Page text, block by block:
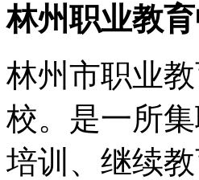
林州职业教
林州市职业
校。是一所
培训、继续